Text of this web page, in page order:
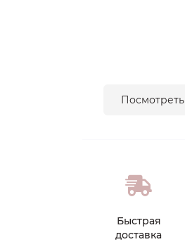
Посмотреть
Быстрая
доставка